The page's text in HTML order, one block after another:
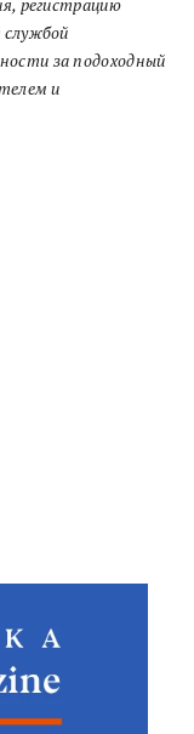
регистрацию
службой
за подоходный
и